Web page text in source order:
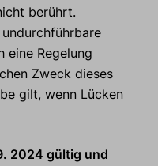
berührt.
eine Regelung
Zweck dieses
gilt, wenn Lücken
2024 gültig und